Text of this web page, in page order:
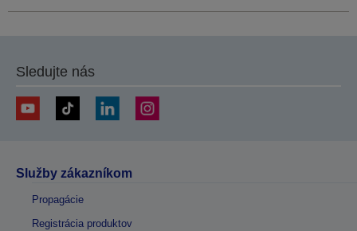
Sledujte nás
Služby zákazníkom
Propagácie
Registrácia produktov